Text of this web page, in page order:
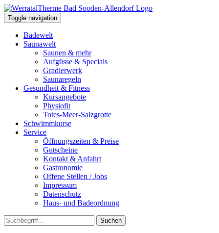
Toggle navigation
Badewelt
Saunawelt
Saunen & mehr
Aufgüsse & Specials
Gradierwerk
Saunaregeln
Gesundheit & Fitness
Kursangebote
Physiofit
Totes-Meer-Salzgrotte
Schwimmkurse
Service
Öffnungszeiten & Preise
Gutscheine
Kontakt & Anfahrt
Gastronomie
Offene Stellen / Jobs
Impressum
Datenschutz
Haus- und Badeordnung
Suchen